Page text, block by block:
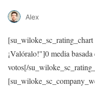
Alex
¡Valóralo!"]0media basada
votos[/